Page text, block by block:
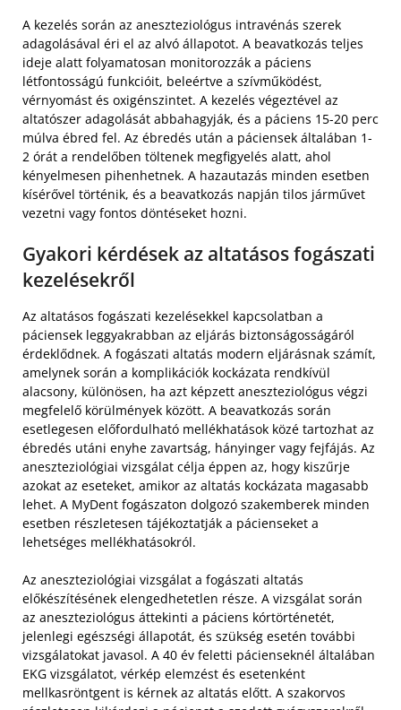
A kezelés során az aneszteziológus intravénás szerek
adagolásával éri el az alvó állapotot. A beavatkozás teljes
ideje alatt folyamatosan monitorozzák a páciens
létfontosságú funkcióit, beleértve a szívműködést,
vérnyomást és oxigénszintet. A kezelés végeztével az
altatószer adagolását abbahagyják, és a páciens 15-20 perc
múlva ébred fel. Az ébredés után a páciensek általában 1-
2 órát a rendelőben töltenek megfigyelés alatt, ahol
kényelmesen pihenhetnek. A hazautazás minden esetben
kísérővel történik, és a beavatkozás napján tilos járművet
vezetni vagy fontos döntéseket hozni.
Gyakori kérdések az altatásos fogászati
kezelésekről
Az altatásos fogászati kezelésekkel kapcsolatban a
páciensek leggyakrabban az eljárás biztonságosságáról
érdeklődnek. A fogászati altatás modern eljárásnak számít,
amelynek során a komplikációk kockázata rendkívül
alacsony, különösen, ha azt képzett aneszteziológus végzi
megfelelő körülmények között. A beavatkozás során
esetlegesen előfordulható mellékhatások közé tartozhat az
ébredés utáni enyhe zavartság, hányinger vagy fejfájás. Az
aneszteziológiai vizsgálat célja éppen az, hogy kiszűrje
azokat az eseteket, amikor az altatás kockázata magasabb
lehet. A MyDent fogászaton dolgozó szakemberek minden
esetben részletesen tájékoztatják a pácienseket a
lehetséges mellékhatásokról.
Az aneszteziológiai vizsgálat a fogászati altatás
előkészítésének elengedhetetlen része. A vizsgálat során
az aneszteziológus áttekinti a páciens kórtörténetét,
jelenlegi egészségi állapotát, és szükség esetén további
vizsgálatokat javasol. A 40 év feletti pácienseknél általában
EKG vizsgálatot, vérkép elemzést és esetenként
mellkasröntgent is kérnek az altatás előtt. A szakorvos